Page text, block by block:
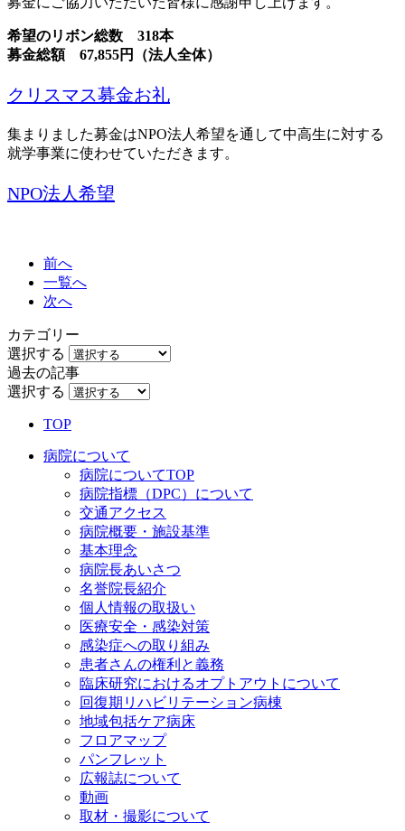
希望のリボン総数 318本
募金総額 67,855円（法人全体）
クリスマス募金お礼
集まりました募金はNPO法人希望を通して中高生に対する
就学事業に使わせていただきます。
NPO法人希望
前へ
一覧へ
次へ
カテゴリー
選択する
過去の記事
選択する
TOP
病院について
病院についてTOP
病院指標（DPC）について
交通アクセス
病院概要・施設基準
基本理念
病院長あいさつ
名誉院長紹介
個人情報の取扱い
医療安全・感染対策
感染症への取り組み
患者さんの権利と義務
臨床研究におけるオプトアウトについて
回復期リハビリテーション病棟
地域包括ケア病床
フロアマップ
パンフレット
広報誌について
動画
取材・撮影について